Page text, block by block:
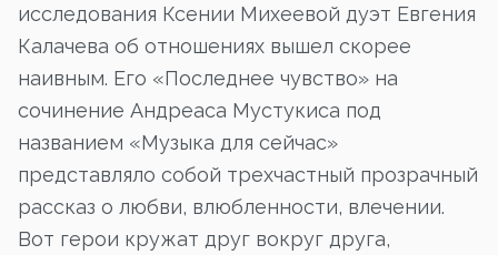
исследования Ксении Михеевой дуэт Евгения
Калачева об отношениях вышел скорее
наивным. Его «Последнее чувство» на
сочинение Андреаса Мустукиса под
названием «Музыка для сейчас»
представляло собой трехчастный прозрачный
рассказ о любви, влюбленности, влечении.
Вот герои кружат друг вокруг друга,